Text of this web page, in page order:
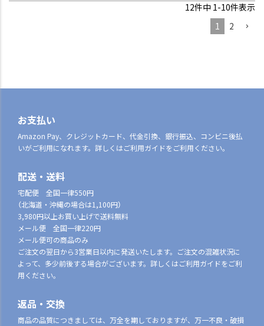
12件中 1-10件表示
1
2
お支払い
Amazon Pay、クレジットカード、代金引換、銀行振込、コンビニ後払
いがご利用になれます。詳しくはご利用ガイドをご利用ください。
配送・送料
宅配便 全国一律550円
（北海道・沖縄の場合は1,100円）
3,980円以上お買い上げで送料無料
メール便 全国一律220円
メール便可の商品のみ
ご注文の翌日から3営業日以内に発送いたします。ご注文の混雑状況に
よって、多少前後する場合がございます。詳しくはご利用ガイドをご利
用ください。
返品・交換
商品の品質につきましては、万全を期しておりますが、万一不良・破損